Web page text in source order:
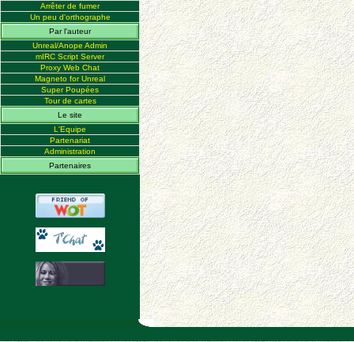
Arrêter de fumer
Un peu d'orthographe
Par l'auteur
Unreal/Anope Admin
mIRC Script Server
Proxy Web Chat
Magneto for Unreal
Super Poupées
Tour de cartes
Le site
L'Equipe
Partenariat
Administration
Partenaires